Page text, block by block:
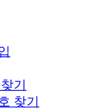
기
찾기